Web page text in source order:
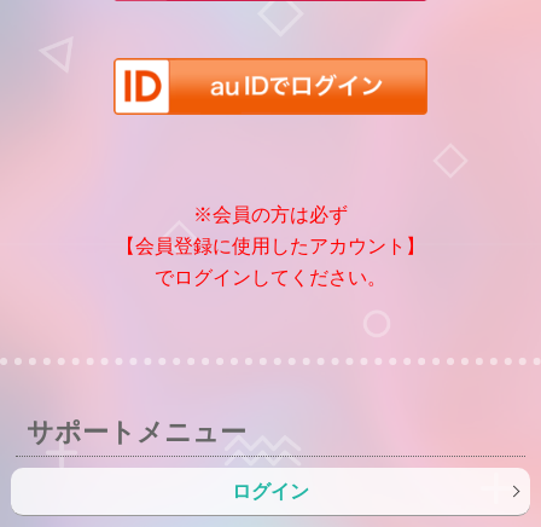
※会員の方は必ず
【会員登録に使用したアカウント】
でログインしてください。
サポートメニュー
ログイン